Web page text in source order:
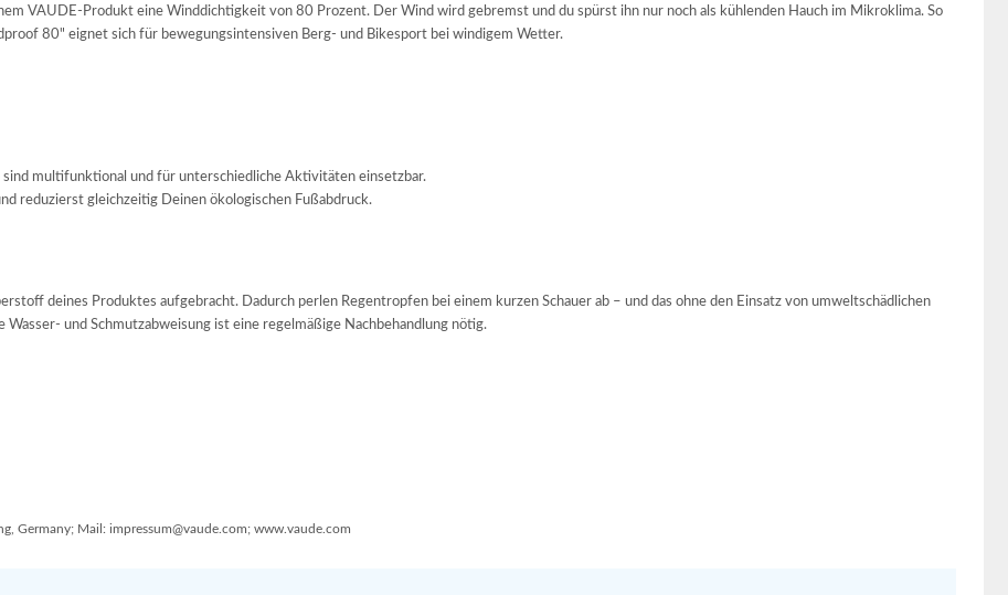
VAUDE-Produkt eine Winddichtigkeit von 80 Prozent. Der Wind wird gebremst und du spürst ihn nur noch als kühlenden Hauch im Mikroklima. So
80" eignet sich für bewegungsintensiven Berg- und Bikesport bei windigem Wetter.
multifunktional und für unterschiedliche Aktivitäten einsetzbar.
reduzierst gleichzeitig Deinen ökologischen Fußabdruck.
deines Produktes aufgebracht. Dadurch perlen Regentropfen bei einem kurzen Schauer ab – und das ohne den Einsatz von umweltschädlichen
Wasser- und Schmutzabweisung ist eine regelmäßige Nachbehandlung nötig.
Germany; Mail: impressum@vaude.com; www.vaude.com